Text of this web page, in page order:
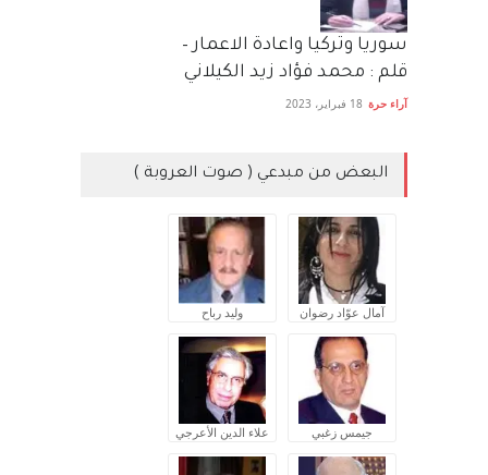
سوريا وتركيا واعادة الاعمار –
قلم : محمد فؤاد زيد الكيلاني
آراء حرة 18 فبراير، 2023
البعض من مبدعي ( صوت العروبة )
آمال عوّاد رضوان وليد رباح
جيمس زغبي علاء الدين الأعرجي